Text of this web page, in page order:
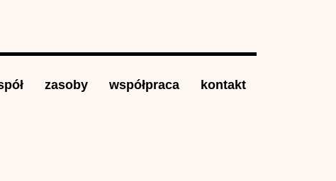
zasoby współpraca kontakt